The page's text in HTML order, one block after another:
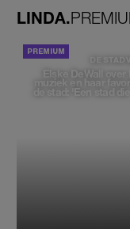
LINDA.
DE STAD
Elske DeWall over
muziek en haar
de stad: 'Een stad